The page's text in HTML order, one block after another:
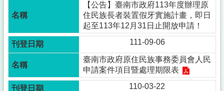
【公告】臺南市政府113年度辦理原
住民族長者裝置假牙實施計畫，即日
起至113年12月31日止開放申請！
111-09-06
臺南市政府原住民族事務委員會人民
申請案件項目暨處理期限表
110-03-22